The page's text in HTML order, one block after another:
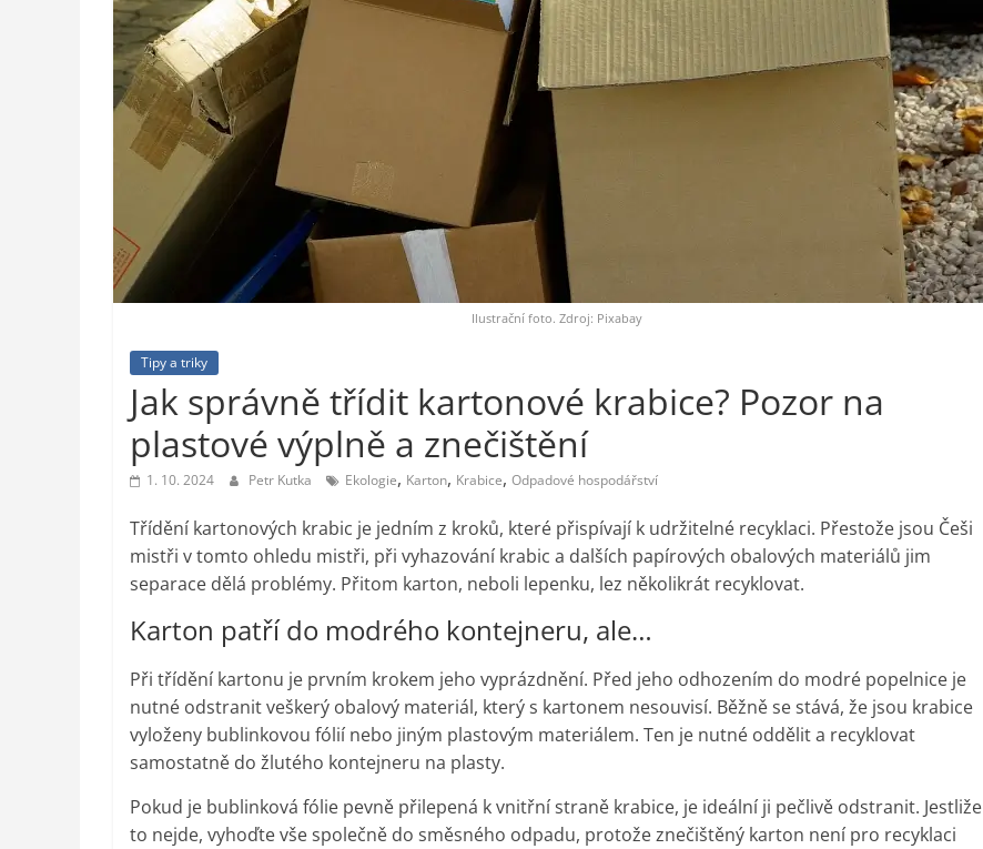
styl,
auto-
moto,
vesmír
Ilustrační foto. Zdroj: Pixabay
Tipy a triky
Jak správně třídit kartonové krabice? Pozor na
plastové výplně a znečištění
1. 10. 2024 Petr Kutka Ekologie, Karton, Krabice, Odpadové hospodářství
Třídění kartonových krabic je jedním z kroků, které přispívají k udržitelné recyklaci. Přestože jsou Češi
mistři v tomto ohledu mistři, při vyhazování krabic a dalších papírových obalových materiálů jim
separace dělá problémy. Přitom karton, neboli lepenku, lez několikrát recyklovat.
Karton patří do modrého kontejneru, ale…
Při třídění kartonu je prvním krokem jeho vyprázdnění. Před jeho odhozením do modré popelnice je
nutné odstranit veškerý obalový materiál, který s kartonem nesouvisí. Běžně se stává, že jsou krabice
vyloženy bublinkovou fólií nebo jiným plastovým materiálem. Ten je nutné oddělit a recyklovat
samostatně do žlutého kontejneru na plasty.
Pokud je bublinková fólie pevně přilepená k vnitřní straně krabice, je ideální ji pečlivě odstranit. Jestliže
to nejde, vyhoďte vše společně do směsného odpadu, protože znečištěný karton není pro recyklaci